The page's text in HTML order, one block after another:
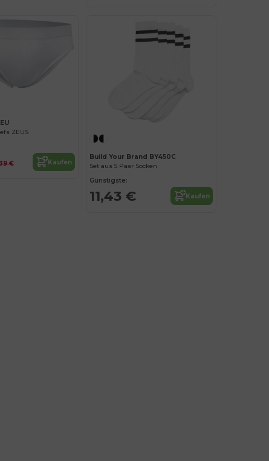
ZEUS
€ Kaufen
Build Your Brand BY450C
Set aus 5 Paar Socken
Günstigste:
11,43 € Kaufen